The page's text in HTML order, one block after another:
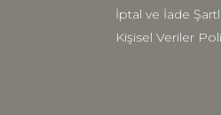
İptal ve İade
Kişisel Veriler